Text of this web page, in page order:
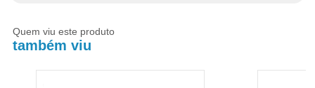
Quem viu este produto
também viu